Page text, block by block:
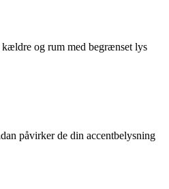
og rum med begrænset lys
påvirker de din accentbelysning